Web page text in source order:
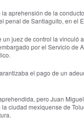
aprehensión de la
penal de Santiaguito, en el
juez de control la vinculó
por el Servicio de
el pago de un
pero Juan
ciudad mexiquense de